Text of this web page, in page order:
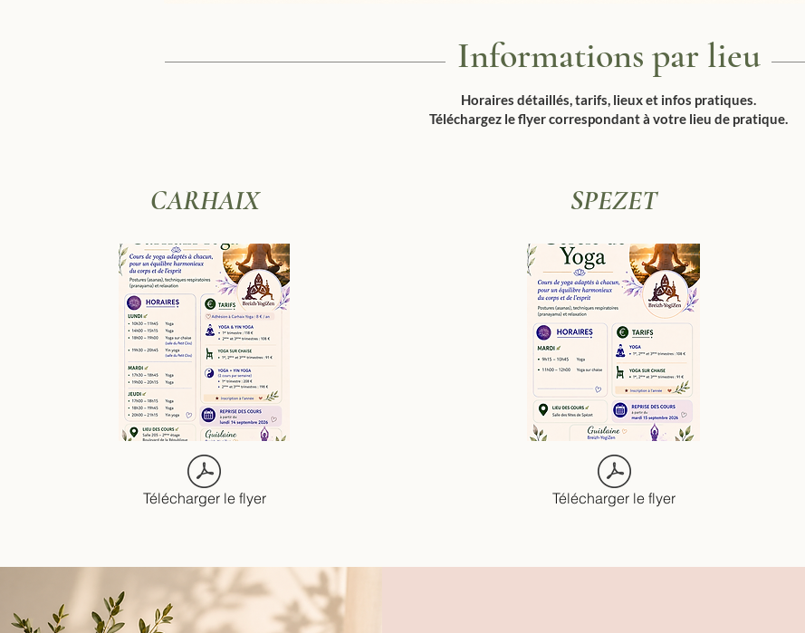
Informations par lieu
Horaires détaillés, tarifs, lieux et infos pratiques.
Téléchargez le flyer correspondant à votre lieu de pratique.
CARHAIX
Télécharger le flyer
SPEZET
Télécharger le flyer